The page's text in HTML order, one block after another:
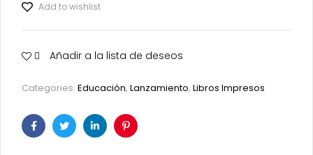
Add to wishlist
Añadir a la lista de deseos
Categories: Educación, Lanzamiento, Libros Impresos
FacebookTwitterLinkedinPinterest